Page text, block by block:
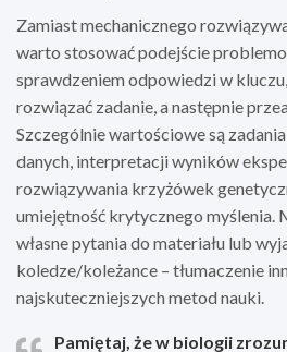
Zamiast mechanicznego
warto stosować podejście
sprawdzeniem odpowiedzi w
rozwiązać zadanie, a następnie
Szczególnie wartościowe są
danych, interpretacji wyników
rozwiązywania krzyżówek
umiejętność krytycznego myślenia.
własne pytania do materiału lub
koledze/koleżance – tłumaczenie
najskuteczniejszych metod nauki.
Pamiętaj, że w biologii